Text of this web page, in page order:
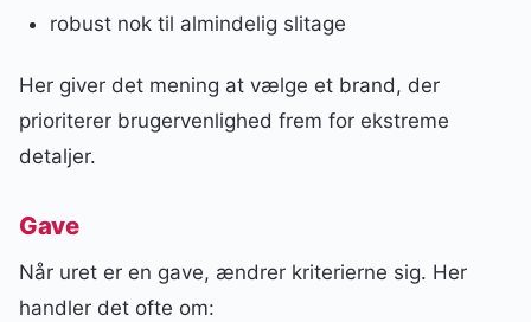
robust nok til almindelig slitage
Her giver det mening at vælge et brand, der
prioriterer brugervenlighed frem for ekstreme
detaljer.
Gave
Når uret er en gave, ændrer kriterierne sig. Her
handler det ofte om: